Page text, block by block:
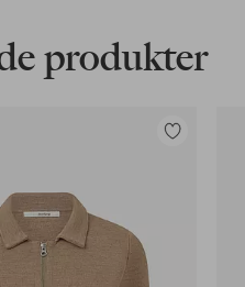
normalpakke over 599 kr
produkter
Legg